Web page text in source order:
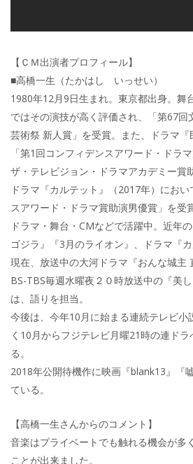
【ＣＭ出演者プロフィール】
■高橋一生（たかはし いっせい）
1980年12月9日生まれ。東京都出身。舞
ではその演技が高く評価され、「第67回
芸術祭 新人賞」を受賞。また、ドラマ『
「第1回コンフィデンスアワード・ドラ
ザ・テレビジョン・ドラマアカデミー賞
ドラマ『カルテット』（2017年）にお
スアワード・ドラマ賞助演男優賞」を受
ドラマ・舞台・CMなどで活躍中。近年
ゴジラ』『3月のライオン』、ドラマ『カ
現在、放送中の大河ドラマ『おんな城主
BS-TBS毎週水曜夜２０時放送中の『美
は、語りを担当。
今後は、今年10月に始まる連続テレビ小
く10月からフジテレビ月曜21時の連ド
る。
2018年公開待機作に映画『blank13』『
ている。
【高橋一生さんからのコメント】
音楽はプライベートでも触れる機会が多
ことが出来ました。